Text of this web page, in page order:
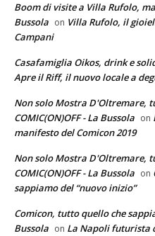
Boom di visite a Villa Rufolo,
Bussola on Villa Rufolo, il
Campani
Casafamiglia Oikos, drink e
Apre il Riff, il nuovo locale a
Non solo Mostra D'Oltremare,
COMIC(ON)OFF - La Bussola on
manifesto del Comicon 2019
Non solo Mostra D'Oltremare,
COMIC(ON)OFF - La Bussola on
sappiamo del “nuovo inizio”
Comicon, tutto quello che
Bussola on La Napoli futurista